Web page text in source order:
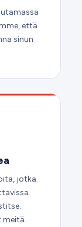
että
sinun
jotka
meitä.